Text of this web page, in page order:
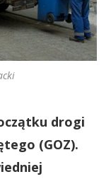
drogi
(GOZ).